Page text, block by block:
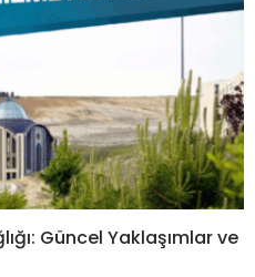
Güncel Yaklaşımlar ve